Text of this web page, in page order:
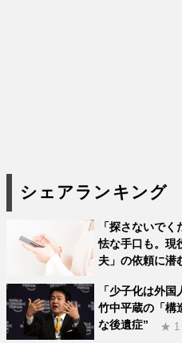
シェアランキング
「探さないで
怯な手口も。現
夫」の依頼に潜
「少子化は外
竹中平蔵の「構
な後遺症”
★ 1